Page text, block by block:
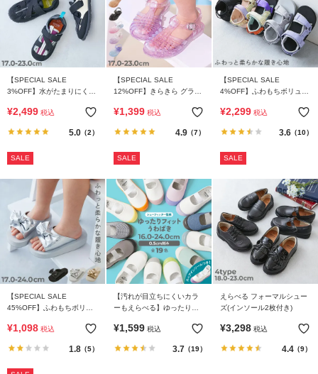
新
作
探
す
集
か
す
子
ど
服
コ
ム
【SPECIAL SALE
3%OFF】水がたまりにくい
ル
¥2,499 税込
5.0（2）
SALE
【SPECIAL SALE
12%OFF】きらきら グラデ
¥1,399 税込
4.9（7）
SALE
【SPECIAL SALE
4%OFF】ふわもちボリュー
¥2,299 税込
3.6（10）
SALE
【SPECIAL SALE
45%OFF】ふわもちボリュ
¥1,098 税込
1.8（5）
【汚れが目立ちにくいカラ
ーもえらべる】ゆったりフ
ソール2枚付き
¥1,599 税込
3.7（19）
えらべる フォーマルシュー
ズ(インソール2枚付き)
¥3,298 税込
4.4（9）